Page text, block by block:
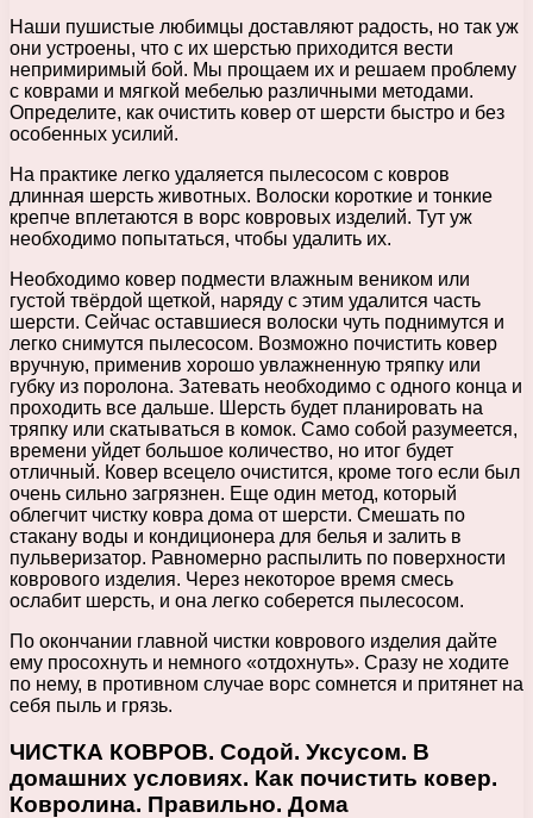
Наши пушистые любимцы доставляют радость, но так уж
они устроены, что с их шерстью приходится вести
непримиримый бой. Мы прощаем их и решаем проблему
с коврами и мягкой мебелью различными методами.
Определите, как очистить ковер от шерсти быстро и без
особенных усилий.
На практике легко удаляется пылесосом с ковров
длинная шерсть животных. Волоски короткие и тонкие
крепче вплетаются в ворс ковровых изделий. Тут уж
необходимо попытаться, чтобы удалить их.
Необходимо ковер подмести влажным веником или
густой твёрдой щеткой, наряду с этим удалится часть
шерсти. Сейчас оставшиеся волоски чуть поднимутся и
легко снимутся пылесосом. Возможно почистить ковер
вручную, применив хорошо увлажненную тряпку или
губку из поролона. Затевать необходимо с одного конца и
проходить все дальше. Шерсть будет планировать на
тряпку или скатываться в комок. Само собой разумеется,
времени уйдет большое количество, но итог будет
отличный. Ковер всецело очистится, кроме того если был
очень сильно загрязнен. Еще один метод, который
облегчит чистку ковра дома от шерсти. Смешать по
стакану воды и кондиционера для белья и залить в
пульверизатор. Равномерно распылить по поверхности
коврового изделия. Через некоторое время смесь
ослабит шерсть, и она легко соберется пылесосом.
По окончании главной чистки коврового изделия дайте
ему просохнуть и немного «отдохнуть». Сразу не ходите
по нему, в противном случае ворс сомнется и притянет на
себя пыль и грязь.
ЧИСТКА КОВРОВ. Содой. Уксусом. В
домашних условиях. Как почистить ковер.
Ковролина. Правильно. Дома